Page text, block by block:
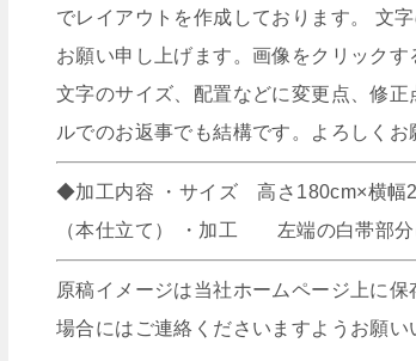
でレイアウトを作成しております。 文
お願い申し上げます。画像をクリック
文字のサイズ、配置などに変更点、修
ルでのお返事でも結構です。よろしくお
◆加工内容 ・サイズ 高さ180cm×横
（本仕立て） ・加工 左端の白帯部分
原稿イメージは当社ホームページ上に
場合にはご連絡くださいますようお願い